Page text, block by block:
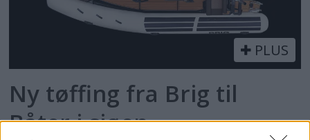
PLUS
Ny tøffing fra Brig til
Båter i sjøen